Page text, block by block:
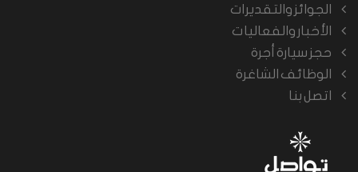
الجوائز والتقديرات
الأخبار والفعاليات
حجز سيارة أجرة
الوظائف الشاغرة
اتصل بنا